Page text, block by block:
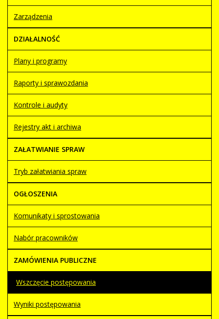
Zarządzenia
DZIAŁALNOŚĆ
Plany i programy
Raporty i sprawozdania
Kontrole i audyty
Rejestry akt i archiwa
ZAŁATWIANIE SPRAW
Tryb załatwiania spraw
OGŁOSZENIA
Komunikaty i sprostowania
Nabór pracowników
ZAMÓWIENIA PUBLICZNE
Wszczęcie postępowania
Wyniki postępowania